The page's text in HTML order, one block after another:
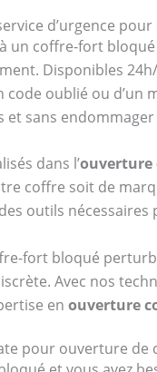
d’urgence
un coffre-fort bloqué
Disponibles
code oublié ou
et sans
dans l’ouverture
coffre soit de
outils
fort bloqué
Avec nos
en ouverture
pour ouverture de